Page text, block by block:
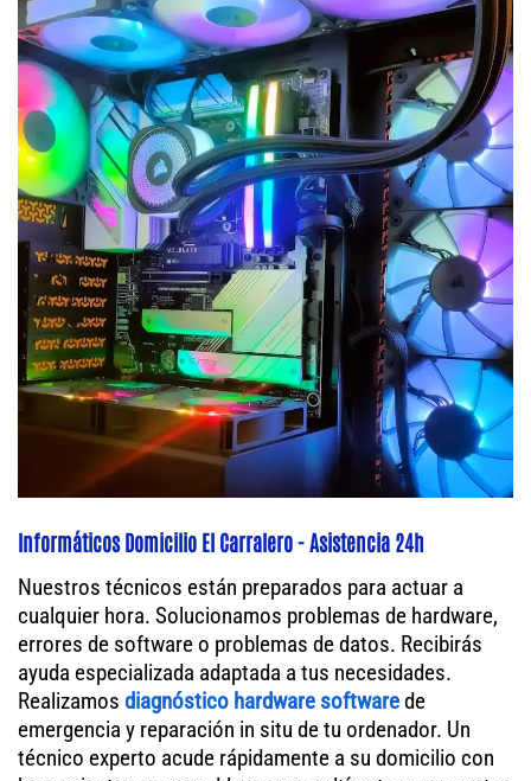
Informáticos Domicilio El Carralero - Asistencia 24h
Nuestros técnicos están preparados para actuar a
cualquier hora. Solucionamos problemas de hardware,
errores de software o problemas de datos. Recibirás
ayuda especializada adaptada a tus necesidades.
Realizamos diagnóstico hardware softwarede
emergencia y reparación in situ de tu ordenador. Un
técnico experto acude rápidamente a su domicilio con